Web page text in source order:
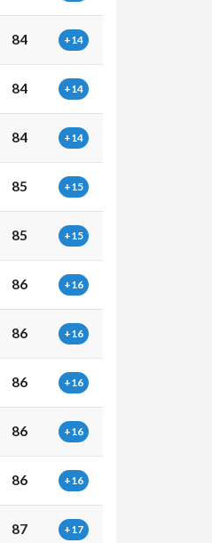
84 +14
84 +14
84 +14
85 +15
85 +15
86 +16
86 +16
86 +16
86 +16
86 +16
87 +17